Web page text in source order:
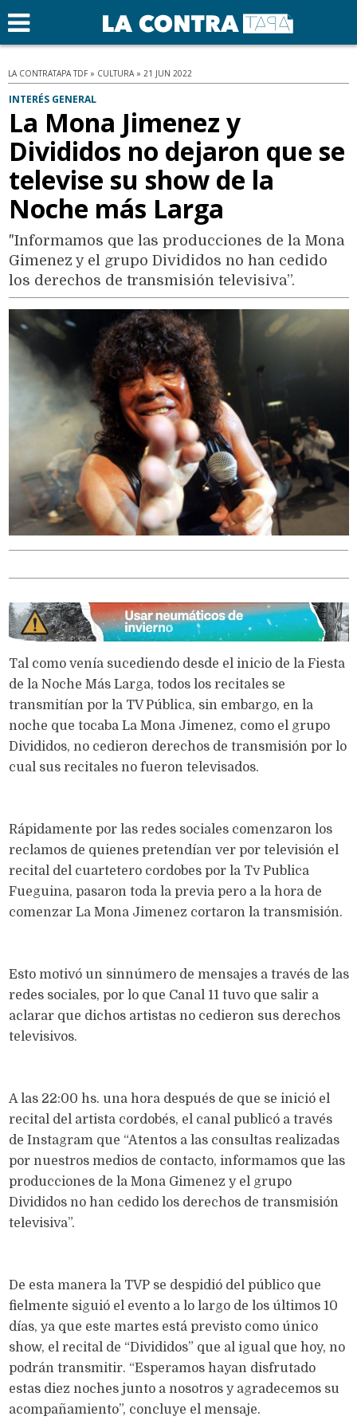
LA CONTRATAPA TDF » CULTURA » 21 JUN 2022
INTERÉS GENERAL
La Mona Jimenez y
Divididos no dejaron que se
televise su show de la
Noche más Larga
"Informamos que las producciones de la Mona
Gimenez y el grupo Divididos no han cedido
los derechos de transmisión televisiva”.
Tal como venía sucediendo desde el inicio de la Fiesta
de la Noche Más Larga, todos los recitales se
transmitían por la TV Pública, sin embargo, en la
noche que tocaba La Mona Jimenez, como el grupo
Divididos, no cedieron derechos de transmisión por lo
cual sus recitales no fueron televisados.
Rápidamente por las redes sociales comenzaron los
reclamos de quienes pretendían ver por televisión el
recital del cuartetero cordobes por la Tv Publica
Fueguina, pasaron toda la previa pero a la hora de
comenzar La Mona Jimenez cortaron la transmisión.
Esto motivó un sinnúmero de mensajes a través de las
redes sociales, por lo que Canal 11 tuvo que salir a
aclarar que dichos artistas no cedieron sus derechos
televisivos.
A las 22:00 hs. una hora después de que se inició el
recital del artista cordobés, el canal publicó a través
de Instagram que “Atentos a las consultas realizadas
por nuestros medios de contacto, informamos que las
producciones de la Mona Gimenez y el grupo
Divididos no han cedido los derechos de transmisión
televisiva”.
De esta manera la TVP se despidió del público que
fielmente siguió el evento a lo largo de los últimos 10
días, ya que este martes está previsto como único
show, el recital de “Divididos” que al igual que hoy, no
podrán transmitir. “Esperamos hayan disfrutado
estas diez noches junto a nosotros y agradecemos su
acompañamiento”, concluye el mensaje.